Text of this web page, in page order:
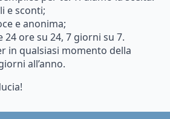
e sconti;
e anonima;
24 ore su 24, 7 giorni su 7.
in qualsiasi momento della
all’anno.